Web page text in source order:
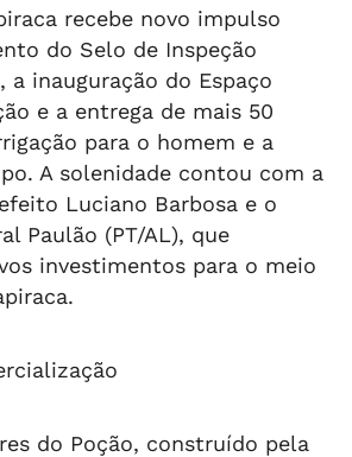
recebe novo impulso
do Selo de Inspeção
a inauguração do Espaço
e a entrega de mais 50
para o homem e a
A solenidade contou com a
Luciano Barbosa e o
Paulão (PT/AL), que
investimentos para o meio
do Poção, construído pela